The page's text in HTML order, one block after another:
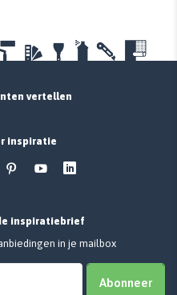
vertellen
inspiratie
inspiratiebrief
in je mailbox
Abonneer